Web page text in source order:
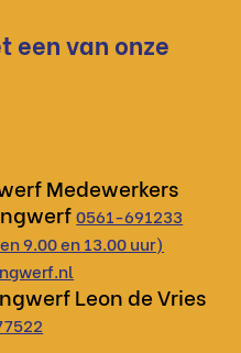
een van onze
Medewerkers
0561-691233
9.00 en 13.00 uur)
Leon de Vries